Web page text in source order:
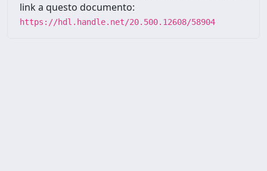
link a questo documento:
https://hdl.handle.net/20.500.12608/58904